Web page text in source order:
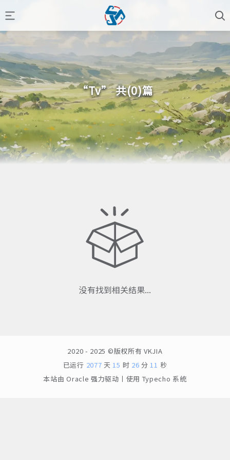
“Tv” 共(0)篇
没有找到相关结果...
2020 - 2025 ©版权所有 VKJIA
已运行 2077 天15 时 26 分11 秒
本站由 Oracle强力驱动丨使用 Typecho 系统